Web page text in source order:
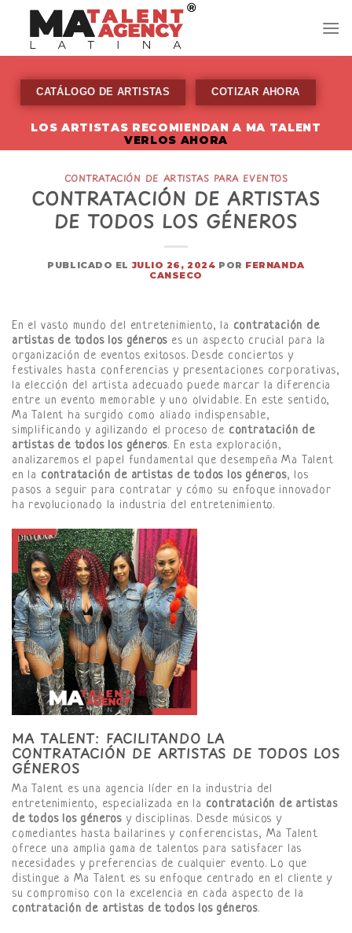
content
CATÁLOGO DE ARTISTAS COTIZAR AHORA
LOS ARTISTAS RECOMIENDAN A MA TALENT
VERLOS AHORA
CONTRATACIÓN DE ARTISTAS PARA EVENTOS
CONTRATACIÓN DE ARTISTAS
DE TODOS LOS GÉNEROS
PUBLICADO EL JULIO 26, 2024 POR FERNANDA
CANSECO
En el vasto mundo del entretenimiento, la contratación de
artistas de todos los géneros es un aspecto crucial para la
organización de eventos exitosos. Desde conciertos y
festivales hasta conferencias y presentaciones corporativas,
la elección del artista adecuado puede marcar la diferencia
entre un evento memorable y uno olvidable. En este sentido,
Ma Talent ha surgido como aliado indispensable,
simplificando y agilizando el proceso de contratación de
artistas de todos los géneros. En esta exploración,
analizaremos el papel fundamental que desempeña Ma Talent
en la contratación de artistas de todos los géneros, los
pasos a seguir para contratar y cómo su enfoque innovador
ha revolucionado la industria del entretenimiento.
MA TALENT: FACILITANDO LA
CONTRATACIÓN DE ARTISTAS DE TODOS LOS
GÉNEROS
Ma Talent es una agencia líder en la industria del
entretenimiento, especializada en la contratación de artistas
de todos los géneros y disciplinas. Desde músicos y
comediantes hasta bailarines y conferencistas, Ma Talent
ofrece una amplia gama de talentos para satisfacer las
necesidades y preferencias de cualquier evento. Lo que
distingue a Ma Talent es su enfoque centrado en el cliente y
su compromiso con la excelencia en cada aspecto de la
contratación de artistas de todos los géneros.